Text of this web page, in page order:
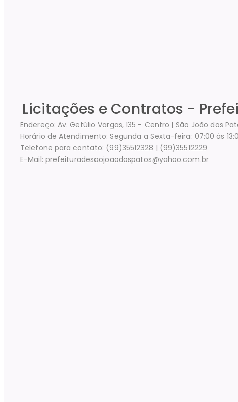
Licitações e Contratos -
Endereço: Av. Getúlio Vargas, 135 - Centro | São João dos
Horário de Atendimento: Segunda a Sexta-feira: 07:00 às
Telefone para contato: (99)35512328 | (99)35512229
E-Mail: prefeituradesaojoaodospatos@yahoo.com.br